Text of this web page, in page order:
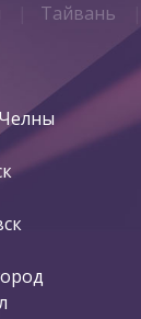
Тайвань